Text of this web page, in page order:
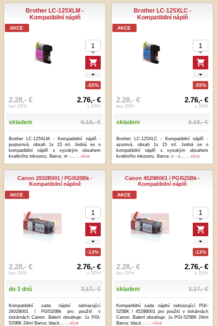
Brother LC-125XLM -
Kompatibilní náplň
AKCE
-55%
2.28,- €
bez DPH
2.76,- €
s DPH
skladem 6.18,- €
Brother LC-125XLM - Kompatibilní náplň -
purpurová, obsah 1x 15 ml. Jedná se o
kompatibilní náplň s vysokým obsahem
kvalitního inkoustu. Barva: m -...
...více
Brother LC-125XLC -
Kompatibilní náplň
AKCE
-55%
2.28,- €
bez DPH
2.76,- €
s DPH
skladem 6.18,- €
Brother LC-125XLC - Kompatibilní náplň -
azurová, obsah 1x 15 ml. Jedná se o
kompatibilní náplň s vysokým obsahem
kvalitního inkoustu. Barva: c - c...
...více
Canon 2932B001 / PGI520Bk -
Kompatibilní náplně
AKCE
-13%
2.28,- €
bez DPH
2.76,- €
s DPH
do 3 dnů 3.17,- €
Kompatibilní sada náplní nahrazující
2932B001 / PGI520Bk pro použití v
tiskárnách Canon. Balení obsahuje: 1x PGI-
520BK 24ml Barva: black...
...více
Canon 4529B001 / PGI525Bk -
Kompatibilní náplň
AKCE
-13%
2.28,- €
bez DPH
2.76,- €
s DPH
skladem 3.17,- €
Kompatibilní sada náplní nahrazující PGI-
525BK / 4529B001 pro použití v tiskárnách
Canon. Balení obsahuje: 1x PGI-525BK 24ml
Barva: black ...
...více